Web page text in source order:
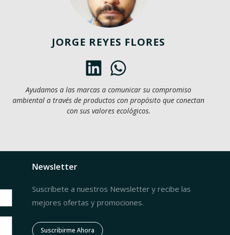
JORGE REYES FLORES
Ayudamos a las marcas a comunicar su compromiso
ambiental a través de productos con propósito que conectan
con sus valores ecológicos.
Newsletter
Suscríbete a nuestros Newsletter y recibe las
mejores ofertas y promociones.
Suscribirme Ahora